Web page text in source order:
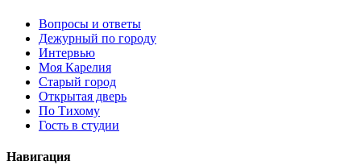
Вопросы и ответы
Дежурный по городу
Интервью
Моя Карелия
Старый город
Открытая дверь
По Тихому
Гость в студии
Навигация